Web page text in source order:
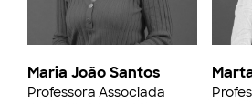
Maria João Santos
Professora Associada